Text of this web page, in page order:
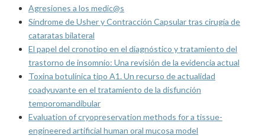
Agresiones a los medic@s
Síndrome de Usher y Contracción Capsular tras cirugía de
cataratas bilateral
El papel del cronotipo en el diagnóstico y tratamiento del
trastorno de insomnio: Una revisión de la evidencia actual
Toxina botulínica tipo A1. Un recurso de actualidad
coadyuvante en el tratamiento de la disfunción
temporomandibular
Evaluation of cryopreservation methods for a tissue-
engineered artificial human oral mucosa model